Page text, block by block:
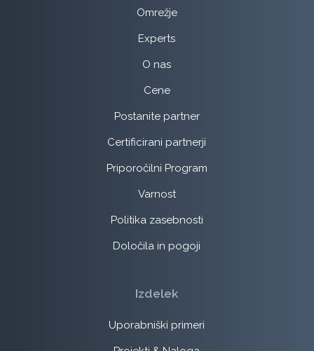
Omrežje
Experts
O nas
Cene
Postanite partner
Certificirani partnerji
Priporočilni Program
Varnost
Politika zasebnosti
Določila in pogoji
Izdelek
Uporabniški primeri